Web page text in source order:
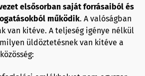
elsősorban saját forrásaiból és
működik. A valóságban
van kitéve. A teljeség igénye nélkül
üldöztetésnek van kitéve a